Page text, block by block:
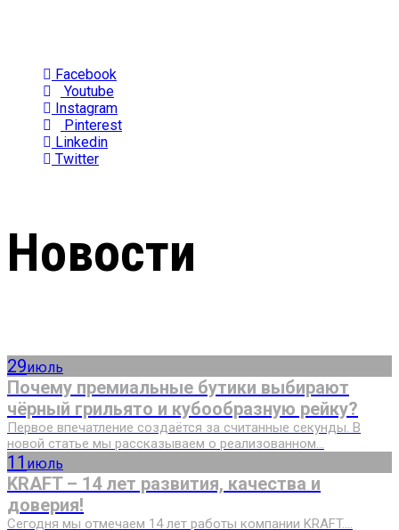
Facebook
Youtube
Instagram
Pinterest
Linkedin
Twitter
Новости
29июль
Почему премиальные бутики выбирают
чёрный грильято и кубообразную рейку?
Первое впечатление создаётся за считанные секунды. В
новой статье мы рассказываем о реализованном...
11 июль
KRAFT – 14 лет развития, качества и
доверия!
Сегодня мы отмечаем 14 лет работы компании KRAFT....